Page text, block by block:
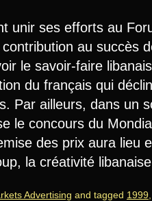
unir ses efforts au
au succès
le savoir-faire
du français qui
Par ailleurs, dans un
le concours du
des prix aura lieu
la créativité
Advertising and tagged 1999